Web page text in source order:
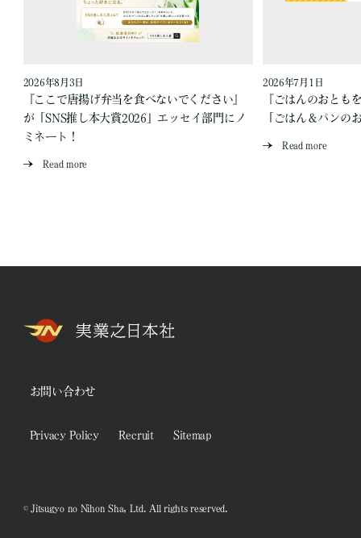
2026年8月3日
『ここで唐揚げ弁当を食べないでください』
が「SNS推し本大賞2026」エッセイ部門にノ
ミネート！
Read more
2026年7月1日
『ごはんのおとも
「ごはん＆パンの
Read more
お問い合わせ
Privacy Policy Recruit Sitemap
© Jitsugyo no Nihon Sha, Ltd. All rights reserved.